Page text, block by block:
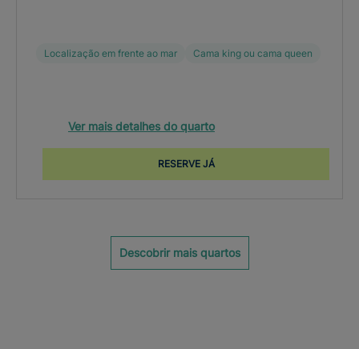
Localização em frente ao mar Cama king ou cama queen
Ver mais detalhes do quarto
RESERVE JÁ
Descobrir mais quartos